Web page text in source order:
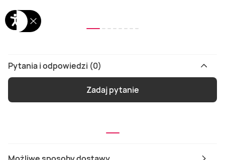
Pytania i odpowiedzi (0)
Zadaj pytanie